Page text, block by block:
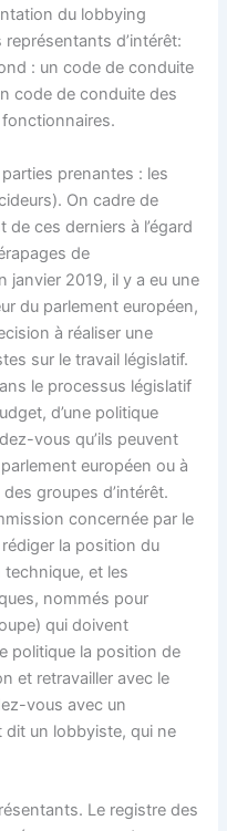
du lobbying
représentants d’intérêt:
: un code de conduite
code de conduite des
prenantes : les
On cadre de
ces derniers à l’égard
de
2019, il y a eu une
du parlement européen,
à réaliser une
sur le travail législatif.
le processus législatif
d’une politique
vous qu’ils peuvent
européen ou à
groupes d’intérêt.
concernée par le
la position du
et les
nommés pour
qui doivent
politique la position de
et retravailler avec le
vous avec un
dit un lobbyiste, qui ne
Le registre des